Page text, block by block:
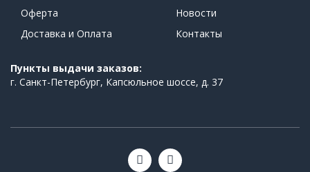
Оферта
Доставка и Оплата
Новости
Контакты
Пункты выдачи заказов:
г. Санкт-Петербург, Капсюльное шоссе, д. 37